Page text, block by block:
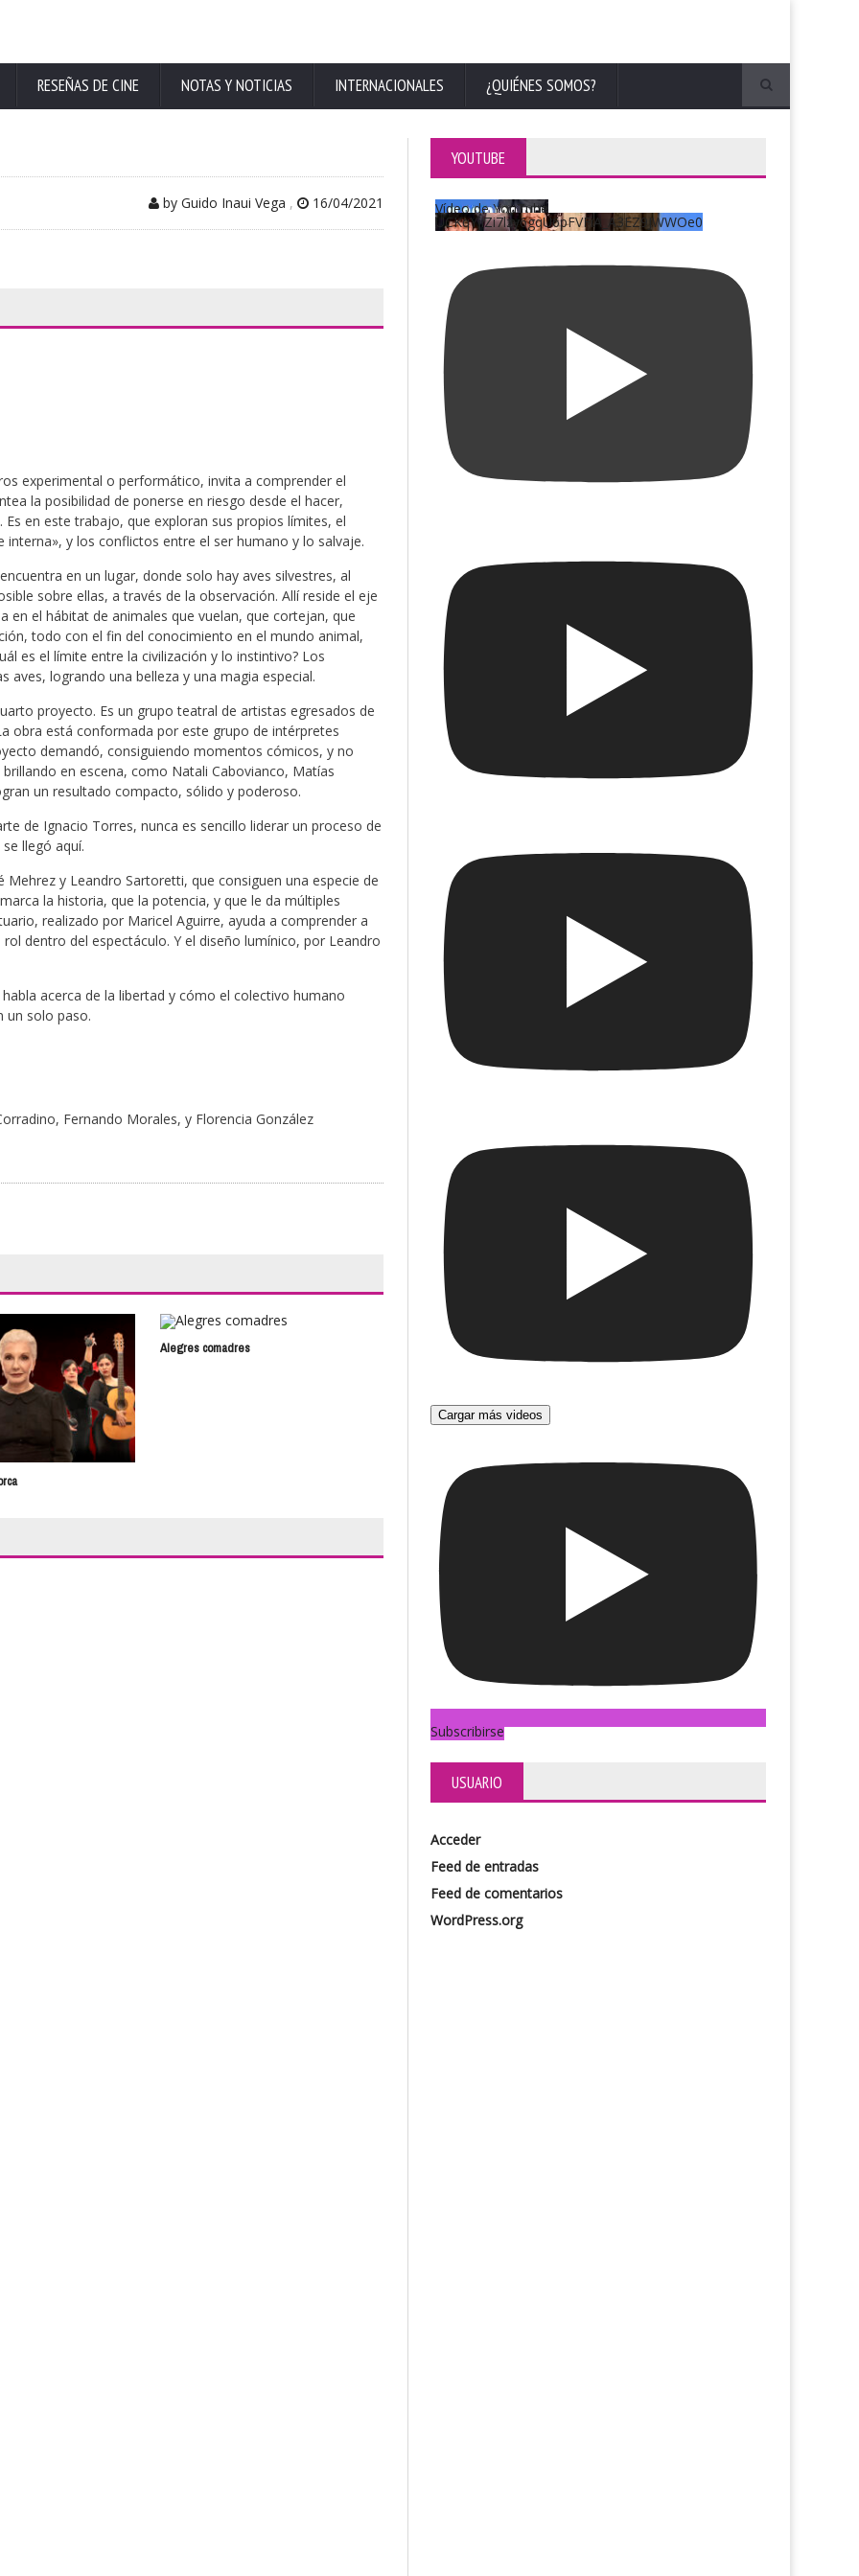
RESEÑAS DE CINE NOTAS Y NOTICIAS INTERNACIONALES ¿QUIÉNES SOMOS?
by Guido Inaui Vega , 16/04/2021
experimental o performático, invita a comprender el
la posibilidad de ponerse en riesgo desde el hacer,
en este trabajo, que exploran sus propios límites, el
interna», y los conflictos entre el ser humano y lo salvaje.
en un lugar, donde solo hay aves silvestres, al
sobre ellas, a través de la observación. Allí reside el eje
el hábitat de animales que vuelan, que cortejan, que
todo con el fin del conocimiento en el mundo animal,
es el límite entre la civilización y lo instintivo? Los
aves, logrando una belleza y una magia especial.
proyecto. Es un grupo teatral de artistas egresados de
obra está conformada por este grupo de intérpretes
demandó, consiguiendo momentos cómicos, y no
en escena, como Natali Cabovianco, Matías
un resultado compacto, sólido y poderoso.
de Ignacio Torres, nunca es sencillo liderar un proceso de
llegó aquí.
y Leandro Sartoretti, que consiguen una especie de
la historia, que la potencia, y que le da múltiples
realizado por Maricel Aguirre, ayuda a comprender a
dentro del espectáculo. Y el diseño lumínico, por Leandro
acerca de la libertad y cómo el colectivo humano
un solo paso.
Fernando Morales, y Florencia González
Alegres comadres El tiempo de las mandarinas La Tempestad
YOUTUBE
Vídeo de YouTube
UCKqYjiZi7lzy6gqU6pFVFiA_A3EZ9JWWOe0
Cargar más videos
Subscribirse
USUARIO
Acceder
Feed de entradas
Feed de comentarios
WordPress.org